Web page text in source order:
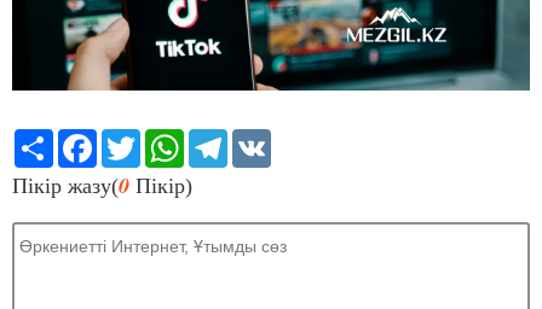
Share Facebook
TwitterWhatsApp
Telegram
Пікір жазу(0 Пікір)